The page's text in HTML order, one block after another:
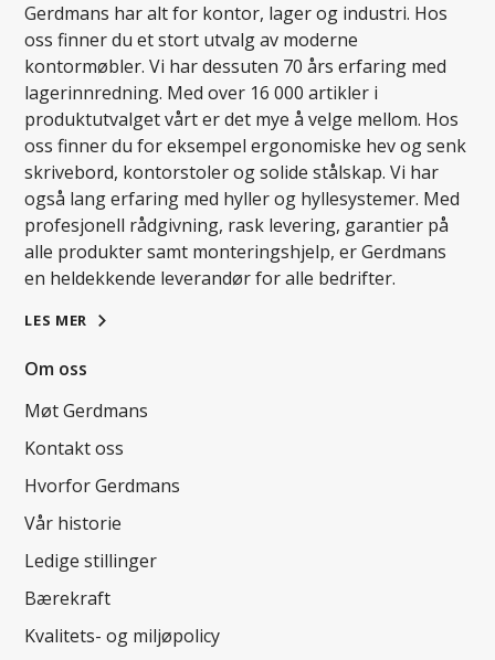
Gerdmans har alt for kontor, lager og industri. Hos
oss finner du et stort utvalg av moderne
kontormøbler. Vi har dessuten 70 års erfaring med
lagerinnredning. Med over 16 000 artikler i
produktutvalget vårt er det mye å velge mellom. Hos
oss finner du for eksempel ergonomiske hev og senk
skrivebord, kontorstoler og solide stålskap. Vi har
også lang erfaring med hyller og hyllesystemer. Med
profesjonell rådgivning, rask levering, garantier på
alle produkter samt monteringshjelp, er Gerdmans
en heldekkende leverandør for alle bedrifter.
LES MER
Om oss
Møt Gerdmans
Kontakt oss
Hvorfor Gerdmans
Vår historie
Ledige stillinger
Bærekraft
Kvalitets- og miljøpolicy